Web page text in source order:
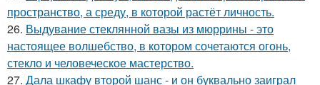
пространство, а среду, в которой растёт личность.
26. Выдувание стеклянной вазы из мюррины - это
настоящее волшебство, в котором сочетаются огонь,
стекло и человеческое мастерство.
27. Дала шкафу второй шанс - и он буквально заиграл